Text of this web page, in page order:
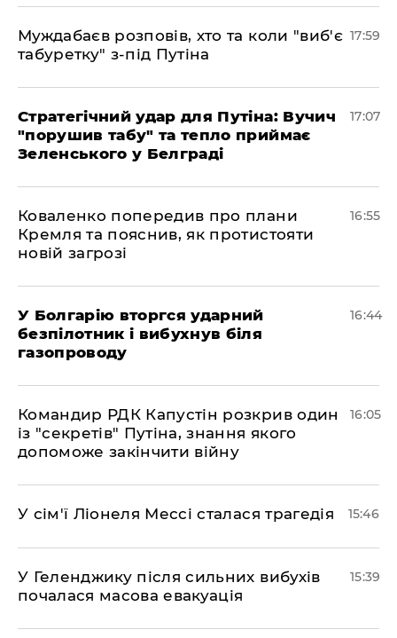
Муждабаєв розповів, хто та коли "виб'є
табуретку" з-під Путіна
17:59
Стратегічний удар для Путіна: Вучич
"порушив табу" та тепло приймає
Зеленського у Белграді
17:07
Коваленко попередив про плани
Кремля та пояснив, як протистояти
новій загрозі
16:55
У Болгарію вторгся ударний
безпілотник і вибухнув біля
газопроводу
16:44
Командир РДК Капустін розкрив один
із "секретів" Путіна, знання якого
допоможе закінчити війну
16:05
У сім'ї Ліонеля Мессі сталася трагедія 15:46
У Геленджику після сильних вибухів
почалася масова евакуація
15:39